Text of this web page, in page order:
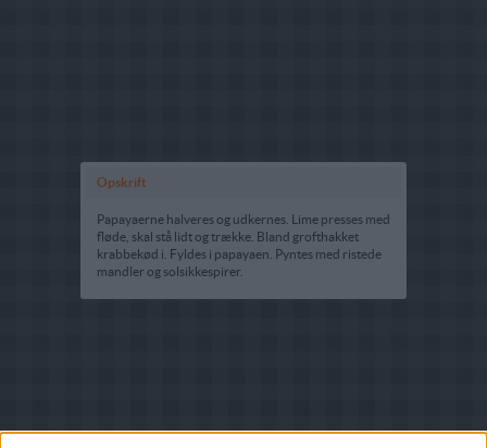
Opskrift
Papayaerne halveres og udkernes. Lime presses med
fløde, skal stå lidt og trække. Bland grofthakket
krabbekød i. Fyldes i papayaen. Pyntes med ristede
mandler og solsikkespirer.